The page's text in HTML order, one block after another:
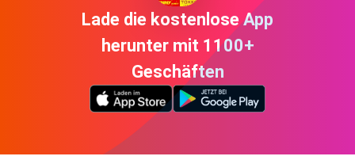
Lade die kostenlose App
herunter mit 1100+
Geschäften